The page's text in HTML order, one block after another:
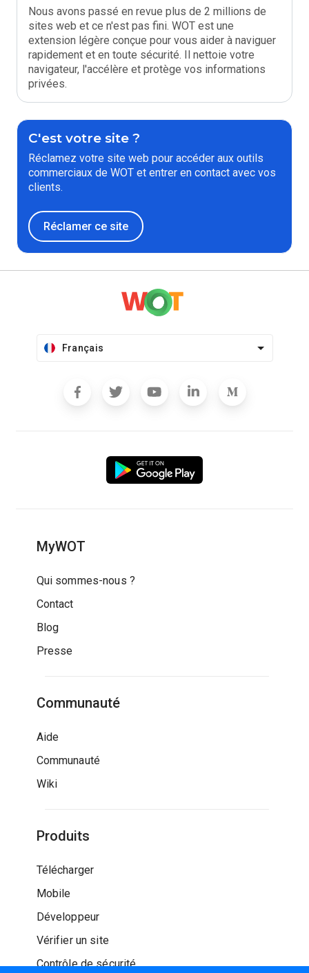
Nous avons passé en revue plus de 2 millions de
sites web et ce n'est pas fini. WOT est une
extension légère conçue pour vous aider à naviguer
rapidement et en toute sécurité. Il nettoie votre
navigateur, l'accélère et protège vos informations
privées.
C'est votre site ?
Réclamez votre site web pour accéder aux outils
commerciaux de WOT et entrer en contact avec vos
clients.
Réclamer ce site
Français
MyWOT
Qui sommes-nous ?
Contact
Blog
Presse
Communauté
Aide
Communauté
Wiki
Produits
Télécharger
Mobile
Développeur
Vérifier un site
Contrôle de sécurité